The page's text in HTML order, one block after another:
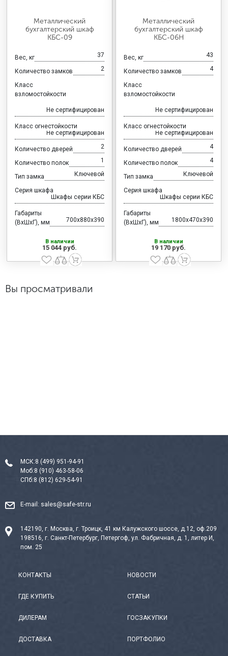
Металлический
бухгалтерский шкаф
КБС-09
Вес, кг 37
Количество замков 2
Класс
взломостойкости
Не сертифицирован
Класс огнестойкости
Не сертифицирован
Количество дверей 2
Количество полок 1
Тип замка Ключевой
Серия шкафа
Шкафы серии КБС
Габариты
(ВхШхГ), мм
700x880x390
В наличии
15 044 руб.
Металлический
бухгалтерский шкаф
КБС-06Н
Вес, кг 43
Количество замков 4
Класс
взломостойкости
Не сертифицирован
Класс огнестойкости
Не сертифицирован
Количество дверей 4
Количество полок 4
Тип замка Ключевой
Серия шкафа
Шкафы серии КБС
Габариты
(ВхШхГ), мм
1800x470x390
В наличии
19 170 руб.
Вы просматривали
МСК:8 (499) 951-94-91
Моб:8 (910) 463-58-06
СПб:8 (812) 629-54-91
E-mail: sales@safe-str.ru
142190, г. Москва, г. Троицк, 41 км Калужского шоссе, д.12, оф.209
198516, г. Санкт-Петербург, Петергоф, ул. Фабричная, д. 1, литер И,
пом. 25
КОНТАКТЫ
ГДЕ КУПИТЬ
ДИЛЕРАМ
ДОСТАВКА
НОВОСТИ
СТАТЬИ
ГОСЗАКУПКИ
ПОРТФОЛИО